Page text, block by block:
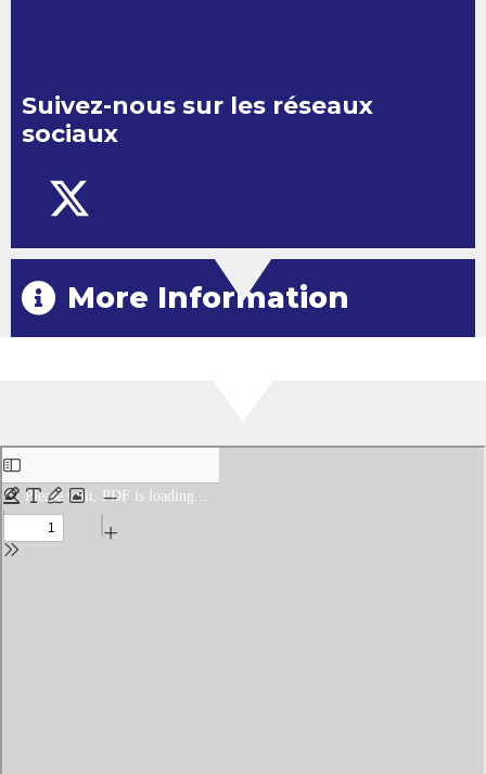
Suivez-nous sur les réseaux
sociaux
More Information